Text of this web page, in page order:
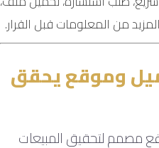
من المعلومات قبل القرار.
وموقع يحقق